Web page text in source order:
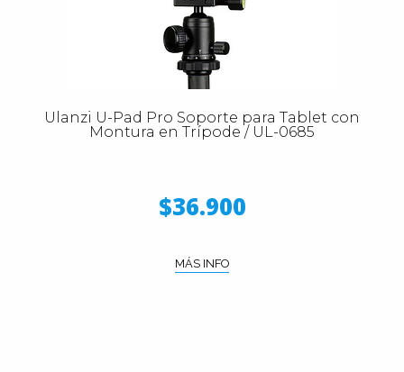
Ulanzi U-Pad Pro Soporte para Tablet con
Montura en Trípode / UL-0685
$36.900
MÁS INFO